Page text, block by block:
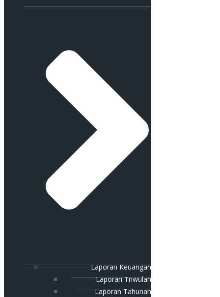
Laporan Keuangan
Laporan Triwulan
Laporan Tahunan